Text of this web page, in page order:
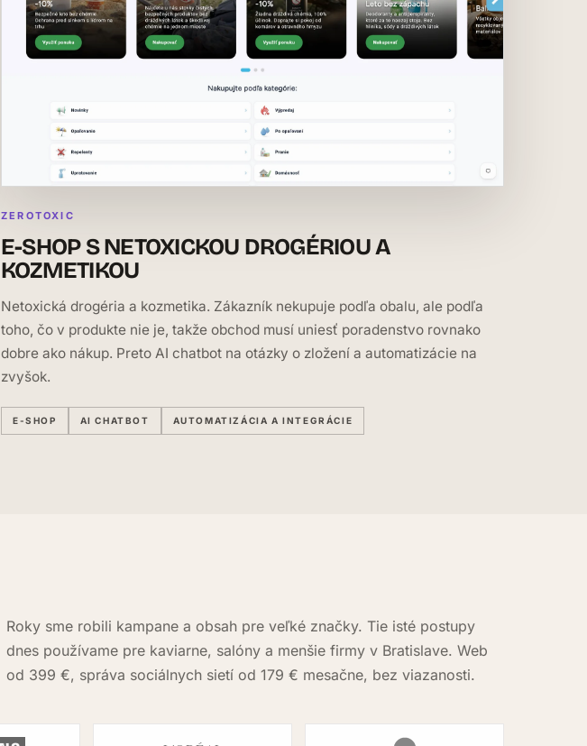
ZEROTOXIC
E-SHOP S NETOXICKOU DROGÉRIOU A
KOZMETIKOU
Netoxická drogéria a kozmetika. Zákazník nekupuje podľa obalu, ale podľa
toho, čo v produkte nie je, takže obchod musí uniesť poradenstvo rovnako
dobre ako nákup. Preto AI chatbot na otázky o zložení a automatizácie na
zvyšok.
E-SHOP AI CHATBOT AUTOMATIZÁCIA A INTEGRÁCIE
Roky sme robili kampane a obsah pre veľké značky. Tie isté postupy
dnes používame pre kaviarne, salóny a menšie firmy v Bratislave. Web
od 399 €, správa sociálnych sietí od 179 € mesačne, bez viazanosti.